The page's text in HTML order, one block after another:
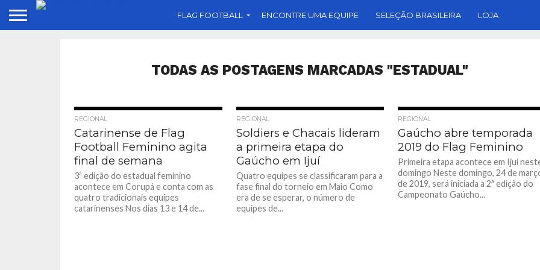
FLAG FOOTBALL ENCONTRE UMA EQUIPE SELEÇÃO BRASILEIRA LOJA
TODAS AS POSTAGENS MARCADAS "ESTADUAL"
REGIONAL
Catarinense de Flag
Football Feminino agita
final de semana
3ª edição do estadual feminino
acontece em Corupá e conta com as
quatro tradicionais equipes
catarinenses Nos dias 13 e 14 de...
REGIONAL
Soldiers e Chacais lideram
a primeira etapa do
Gaúcho em Ijuí
Quatro equipes se classificaram para a
fase final do torneio em Maio Como
era de se esperar, o número de
equipes de...
REGIONAL
Gaúcho abre temporada
2019 do Flag Feminino
Primeira etapa acontece em Ijuí
domingo Neste domingo, 24 de
de 2019, será iniciada a 2ª edição do
Campeonato Gaúcho...